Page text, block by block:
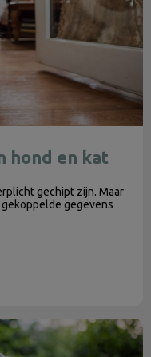
hond en kat
gechipt zijn. Maar
gegevens